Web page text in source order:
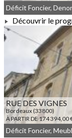
À PARTIR DE
Déficit Foncier,
Découvrir le
RUE DES VIGNES
Bordeaux (33800)
À PARTIR DE 174 394,00
Déficit Foncier,